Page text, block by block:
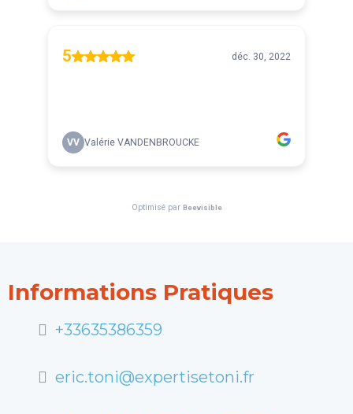
Informations Pratiques
+33635386359
eric.toni@expertisetoni.fr